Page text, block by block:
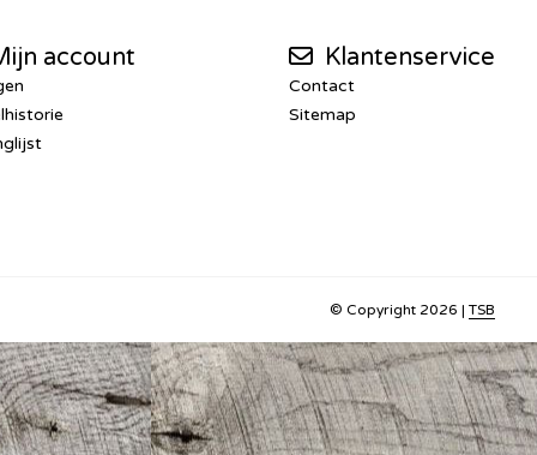
account Klantenservice
Contact
Sitemap
© Copyright 2026 | TSB